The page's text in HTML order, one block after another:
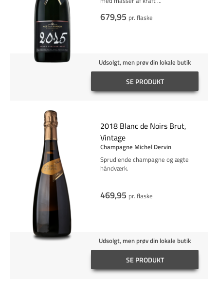
679,95 pr. flaske
Udsolgt, men prøv din lokale butik
SE PRODUKT
2018 Blanc de Noirs Brut,
Vintage
Champagne Michel Dervin
Sprudlende champagne og ægte
håndværk.
469,95 pr. flaske
Udsolgt, men prøv din lokale butik
SE PRODUKT